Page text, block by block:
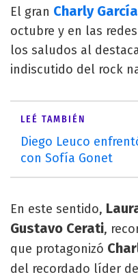
El gran Charly García
octubre y en las
los saludos al
indiscutido del rock
LEÉ TAMBIÉN
Diego Leuco
con Sofía Gonet
En este sentido,
Gustavo Cerati,
que protagonizó
del recordado líder de